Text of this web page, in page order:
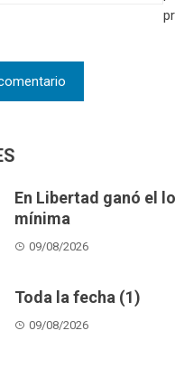
En Libertad ganó el
mínima
09/08/2026
Toda la fecha (1)
09/08/2026